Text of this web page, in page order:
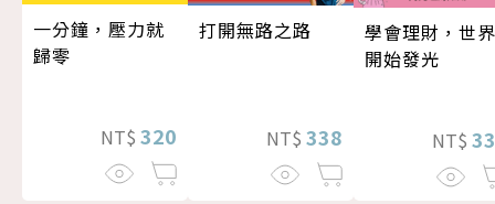
一分鐘，壓力就
歸零
NT$ 320
打開無路之路
NT$ 338
學會理財，世界
開始發光
NT$